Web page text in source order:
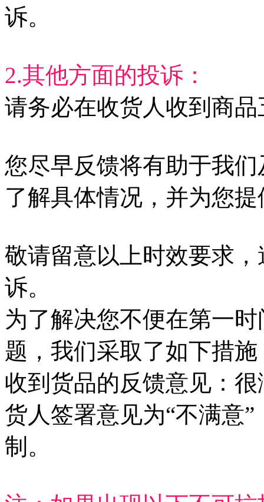
诉。
2.其他方面的投诉：
请务必在收货人收到商
您尽早反馈将有助于我
了解具体情况，并为您
敬请留意以上时效要求
诉。
为了解决您不便在第一
题，我们采取了如下措
收到货品的反馈意见：
货人签署意见为“不满意
制。